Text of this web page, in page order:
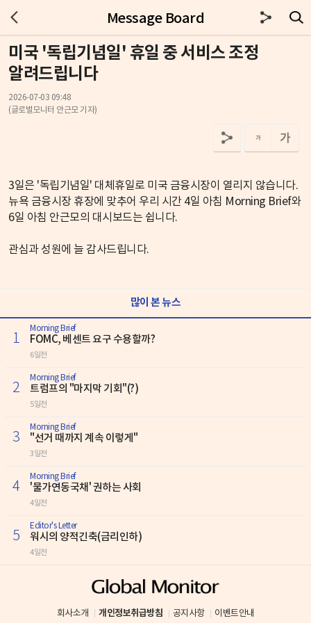
Message Board
미국 '독립기념일' 휴일 중 서비스 조정
알려드립니다
2026-07-03 09:48
(글로벌모니터 안근모 기자)
3일은 '독립기념일' 대체휴일로 미국 금융시장이 열리지 않습니다.
뉴욕 금융시장 휴장에 맞추어 우리 시간 4일 아침 Morning Brief와
6일 아침 안근모의 대시보드는 쉽니다.
관심과 성원에 늘 감사드립니다.
많이 본 뉴스
1
Morning Brief
FOMC, 베센트 요구 수용할까?
6일전
2
Morning Brief
트럼프의 "마지막 기회"(?)
5일전
3
Morning Brief
"선거 때까지 계속 이렇게"
3일전
4
Morning Brief
'물가연동국채' 권하는 사회
4일전
5
Editor's Letter
워시의 양적긴축(금리인하)
4일전
회사소개 개인정보취급방침 공지사항 이벤트안내